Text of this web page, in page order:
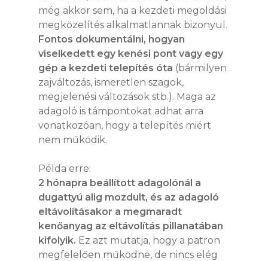
még akkor sem, ha a kezdeti megoldási
megközelítés alkalmatlannak bizonyul.
Fontos dokumentálni, hogyan
viselkedett egy kenési pont vagy egy
gép a kezdeti telepítés óta (bármilyen
zajváltozás, ismeretlen szagok,
megjelenési változások stb.). Maga az
adagoló is támpontokat adhat arra
vonatkozóan, hogy a telepítés miért
nem működik.
Példa erre:
2 hónapra beállított adagolónál a
dugattyú alig mozdult, és az adagoló
eltávolításakor a megmaradt
kenőanyag az eltávolítás pillanatában
kifolyik. Ez azt mutatja, hogy a patron
megfelelően működne, de nincs elég